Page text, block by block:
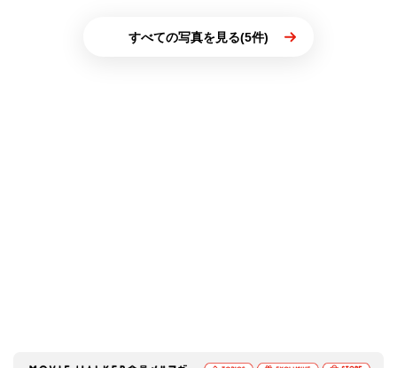
すべての写真を見る(5件)